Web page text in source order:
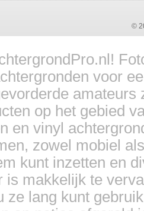
€ 29,95
©
voor
op het gebied
en vinyl
zowel mobiel
kunt inzetten en
is makkelijk te
ze lang kunt